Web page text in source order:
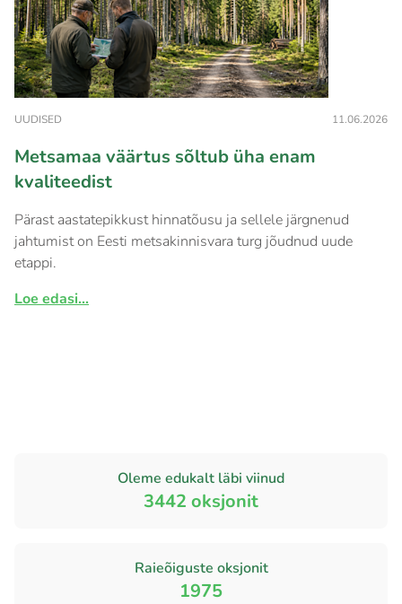
UUDISED 11.06.2026
Metsamaa väärtus sõltub üha enam
kvaliteedist
Pärast aastatepikkust hinnatõusu ja sellele järgnenud
jahtumist on Eesti metsakinnisvara turg jõudnud uude
etappi.
Loe edasi...
Oleme edukalt läbi viinud
3442 oksjonit
Raieõiguste oksjonit
1975